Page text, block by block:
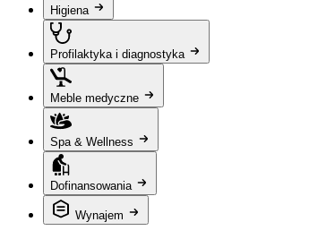
Higiena
Profilaktyka i diagnostyka
Meble medyczne
Spa & Wellness
Dofinansowania
Wynajem